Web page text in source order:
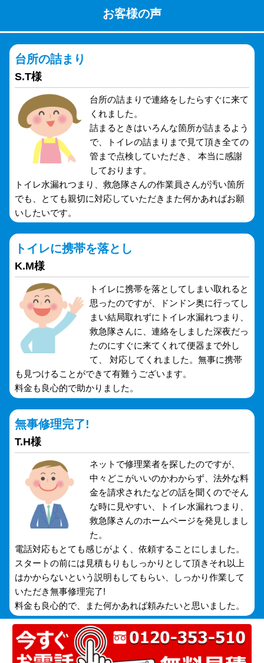
お客様の声
台所の詰まり
S.T様
台所の詰まりで連絡をしたらすぐに来て
くれました。
詰まるときはいろんな箇所が詰まるよう
で、トイレの詰まりまで見て頂き全ての
管まで点検していただき、 本当に感謝
しております。
トイレ水漏れつまり、救急隊さんの作業員さんが汚い箇所
でも、とても親切に対応していただきまた何かあればお願
いしたいです。
トイレに携帯を落とし
K.M様
トイレに携帯を落としてしまい取れると
思ったのですが、ドンドン奥に行ってし
まい結局取れずにトイレ水漏れつまり、
救急隊さんに、連絡をしました深夜だっ
たのにすぐに来てくれて便器まで外し
て、 対応してくれました。無事に携帯
も見つけることができて有難うございます。
料金も良心的で助かりました。
無事修理完了!
T.H様
ネットで修理業者を探したのですが、
中々どこがいいのかわからず、法外な料
金を請求されたなどの話を聞くのでそん
な時に見やすい、トイレ水漏れつまり、
救急隊さんのホームページを発見しまし
た。
電話対応もとても感じがよく、依頼することにしました。
スタートの前には見積もりもしっかりとして頂きそれ以上
はかからないという説明もしてもらい、しっかり作業して
いただき無事修理完了!
料金も良心的で、また何かあれば頼みたいと思いました。